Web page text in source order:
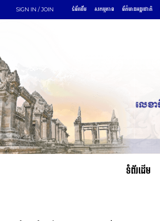
SIGN IN / JOIN ទំព័រដើម សកម្មភាព ព័ត៌មានអន្តរជាតិ
ទំព័រដើម